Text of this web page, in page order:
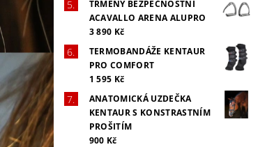
TŘMENY BEZPEČNOSTNÍ
ACAVALLO ARENA ALUPRO
3 890 Kč
TERMOBANDÁŽE KENTAUR
PRO COMFORT
1 595 Kč
ANATOMICKÁ UZDEČKA
KENTAUR S KONSTRASTNÍM
PROŠITÍM
900 Kč